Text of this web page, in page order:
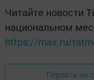
Читайте новости
национальном
https://max.ru/
Перейти на